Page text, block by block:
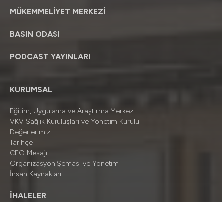
MÜKEMMELİYET MERKEZİ
BASIN ODASI
PODCAST YAYINLARI
KURUMSAL
Eğitim, Uygulama ve Araştırma Merkezi
VKV Sağlık Kuruluşları ve Yönetim Kurulu
Değerlerimiz
Tarihçe
CEO Mesajı
Organizasyon Şeması ve Yönetim
İnsan Kaynakları
İHALELER